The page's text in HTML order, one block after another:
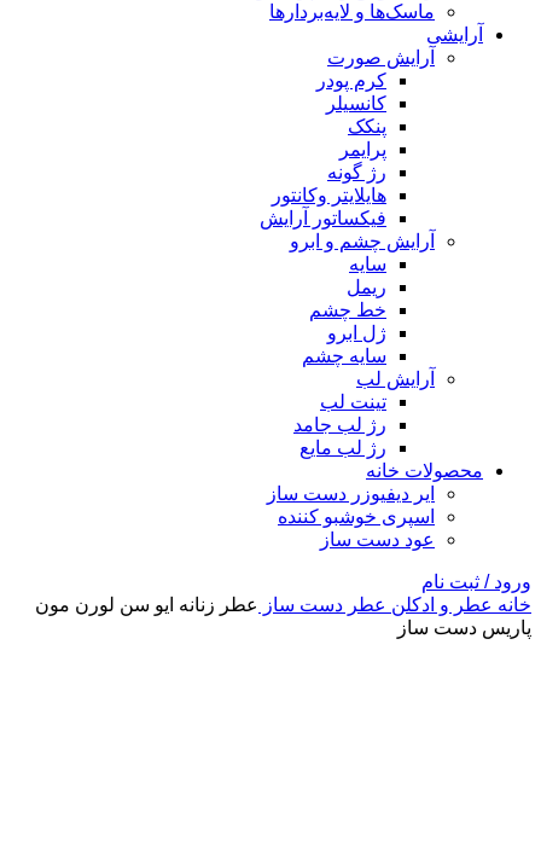
ماسک‌ها و لایه‌بردارها
آرایشی
آرایش صورت
کرم پودر
کانسیلر
پنکک
پرایمر
رژ گونه
هایلایتر وکانتور
فیکساتور آرایش
آرایش چشم و ابرو
سایه
ریمل
خط چشم
ژل ابرو
سایه چشم
آرایش لب
تینت لب
رژ لب جامد
رژ لب مایع
محصولات خانه
ایر دیفیوزر دست ساز
اسپری خوشبو کننده
عود دست ساز
ورود / ثبت نام
خانه عطر و ادکلن عطر دست ساز عطر زنانه ایو سن لورن مون
پاریس دست ساز